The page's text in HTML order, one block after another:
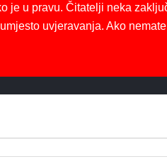
je u pravu. Čitatelji neka
uvjeravanja. Ako